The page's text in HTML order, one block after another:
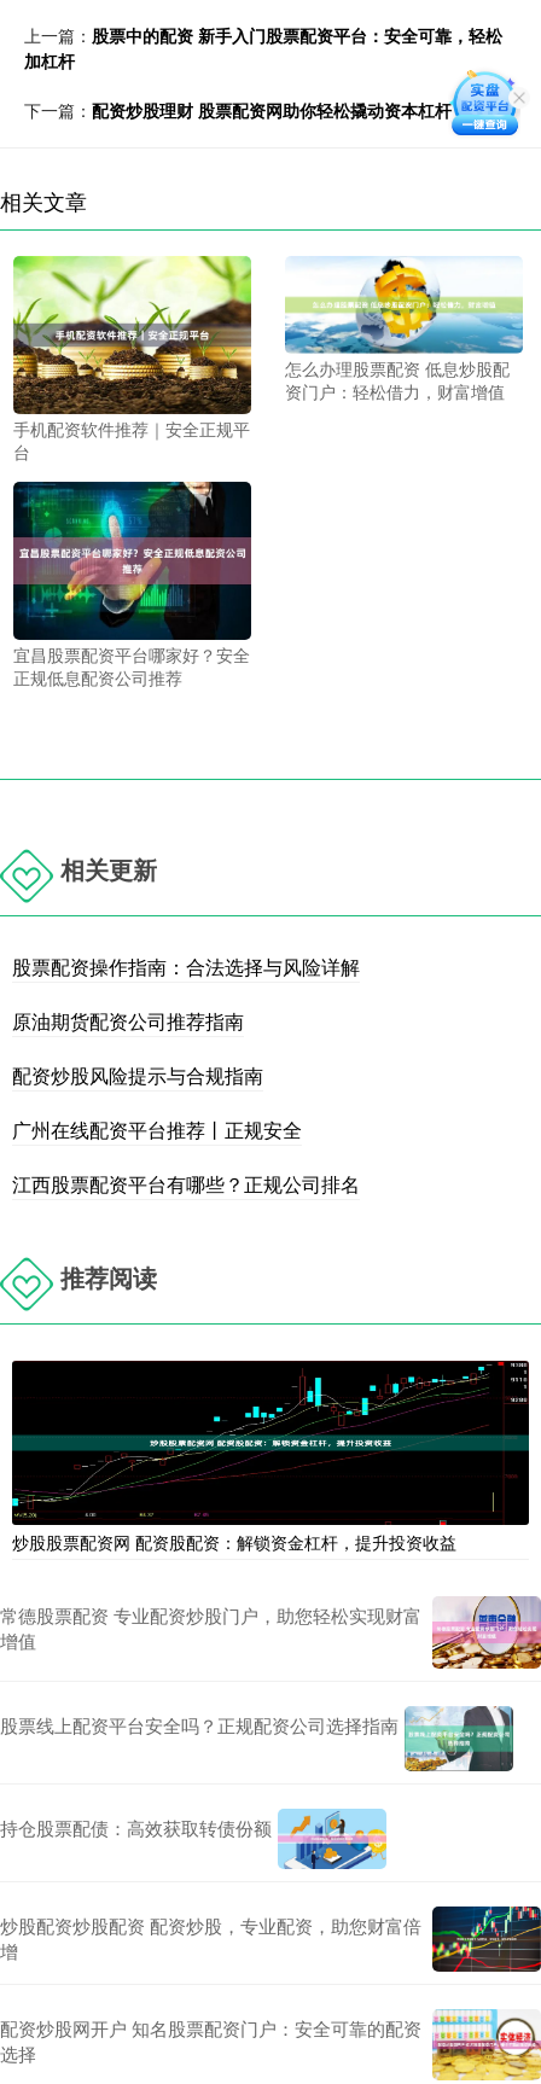
上一篇： 股票中的配资 新手入门股票配资平台：安全可靠，轻松
加杠杆
下一篇： 配资炒股理财 股票配资网助你轻松撬动资本杠杆
相关文章
手机配资软件推荐｜安全正规平
台
怎么办理股票配资 低息炒股配
资门户：轻松借力，财富增值
宜昌股票配资平台哪家好？安全
正规低息配资公司推荐
相关更新
股票配资操作指南：合法选择与风险详解
原油期货配资公司推荐指南
配资炒股风险提示与合规指南
广州在线配资平台推荐丨正规安全
江西股票配资平台有哪些？正规公司排名
推荐阅读
炒股股票配资网 配资股配资：解锁资金杠杆，提升投资收益
常德股票配资 专业配资炒股门户，助您轻松实现财富
增值
股票线上配资平台安全吗？正规配资公司选择指南
持仓股票配债：高效获取转债份额
炒股配资炒股配资 配资炒股，专业配资，助您财富倍
增
配资炒股网开户 知名股票配资门户：安全可靠的配资
选择